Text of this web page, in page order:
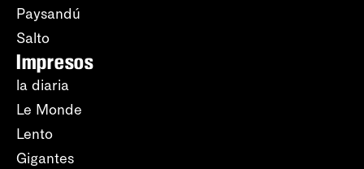
Paysandú
Salto
Impresos
la diaria
Le Monde
Lento
Gigantes